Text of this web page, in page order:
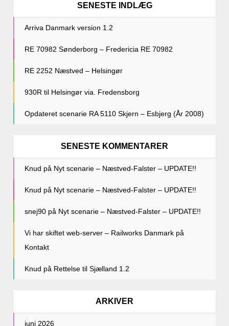
SENESTE INDLÆG
Arriva Danmark version 1.2
RE 70982 Sønderborg – Fredericia RE 70982
RE 2252 Næstved – Helsingør
930R til Helsingør via. Fredensborg
Opdateret scenarie RA 5110 Skjern – Esbjerg (År 2008)
SENESTE KOMMENTARER
Knud på Nyt scenarie – Næstved-Falster – UPDATE!!
Knud på Nyt scenarie – Næstved-Falster – UPDATE!!
snej90 på Nyt scenarie – Næstved-Falster – UPDATE!!
Vi har skiftet web-server – Railworks Danmark på
Kontakt
Knud på Rettelse til Sjælland 1.2
ARKIVER
juni 2026